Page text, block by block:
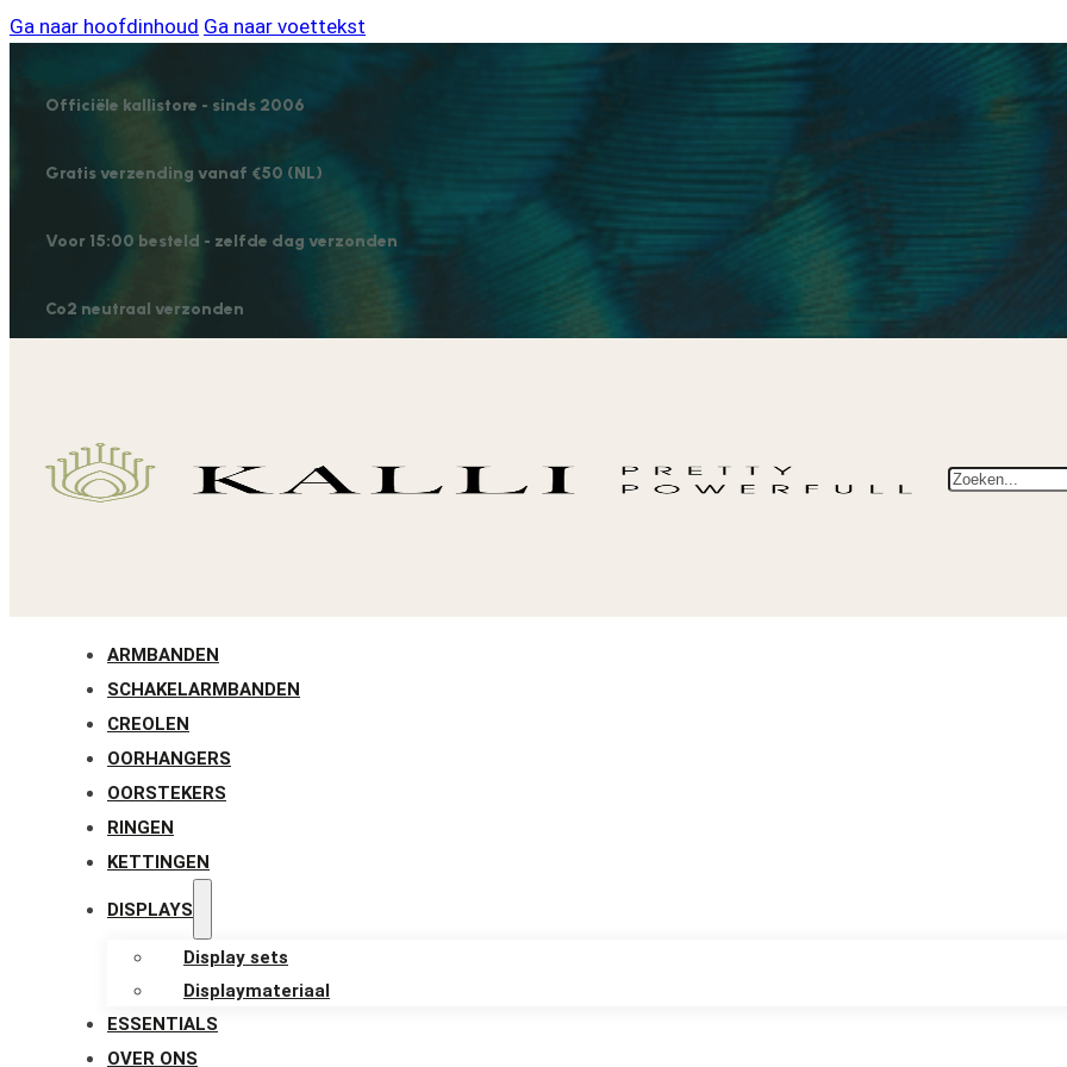
Ga naar hoofdinhoud Ga naar voettekst
Officiële kallistore - sinds 2006
Gratis verzending vanaf €50 (NL)
Voor 15:00 besteld - zelfde dag verzonden
Co2 neutraal verzonden
Zoeken
ARMBANDEN
SCHAKELARMBANDEN
CREOLEN
OORHANGERS
OORSTEKERS
RINGEN
KETTINGEN
DISPLAYS
Display sets
Displaymateriaal
ESSENTIALS
OVER ONS